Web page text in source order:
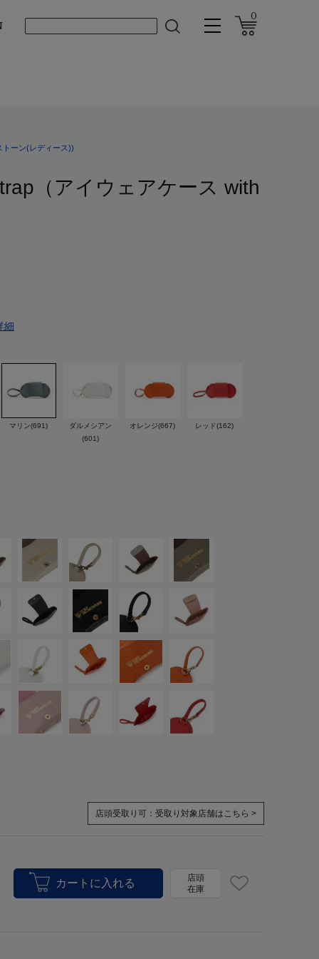
0
ーン(レディース))
（アイウェアケース with
細
マリン(691)
ダルメシアン
(601)
オレンジ(667) レッド(162)
店頭受取り可： 受取り対象店舗はこちら >
店頭
在庫